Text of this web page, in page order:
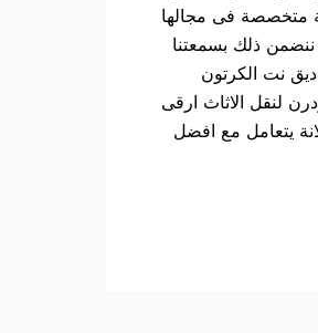
متخصصة فى مجالها
ذلك بسمعتنا
نت الكرتون
لنقل الاثاث ارقى
يتعامل مع افضل